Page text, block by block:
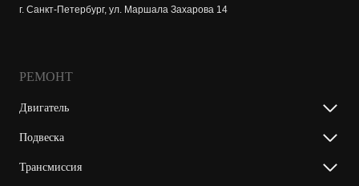
г. Санкт-Петербург, ул. Маршала Захарова 14
РЕМОНТ
Двигатель
Подвеска
Трансмиссия